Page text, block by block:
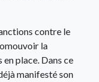
contre le
la
place. Dans ce
manifesté son